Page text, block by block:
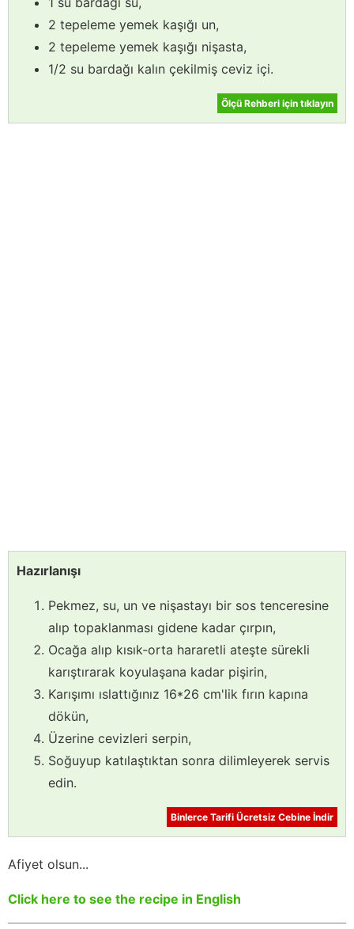
2 tepeleme yemek kaşığı un,
2 tepeleme yemek kaşığı nişasta,
1/2 su bardağı kalın çekilmiş ceviz içi.
Ölçü Rehberi için tıklayın
Hazırlanışı
Pekmez, su, un ve nişastayı bir sos tenceresine
alıp topaklanması gidene kadar çırpın,
Ocağa alıp kısık-orta hararetli ateşte sürekli
karıştırarak koyulaşana kadar pişirin,
Karışımı ıslattığınız 16*26 cm'lik fırın kapına
dökün,
Üzerine cevizleri serpin,
Soğuyup katılaştıktan sonra dilimleyerek servis
edin.
Binlerce Tarifi Ücretsiz Cebine İndir
Afiyet olsun...
Click here to see the recipe in English